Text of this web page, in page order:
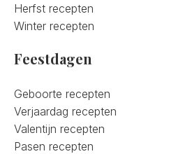
Herfst recepten
Winter recepten
Feestdagen
Geboorte recepten
Verjaardag recepten
Valentijn recepten
Pasen recepten